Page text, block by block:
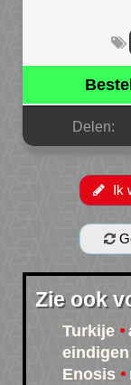
Delen:
Ik
Zie ook
Turkije
Enosis